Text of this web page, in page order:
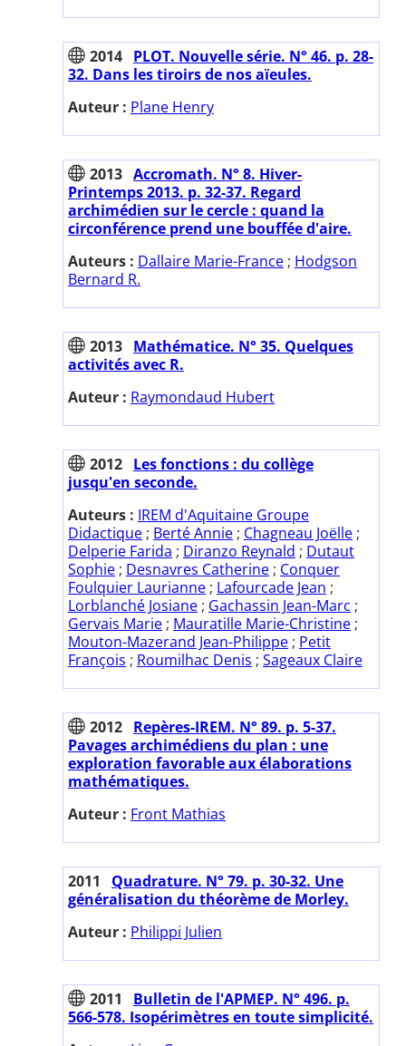
2014 PLOT. Nouvelle série. N° 46. p. 28-
32. Dans les tiroirs de nos aïeules.
Auteur : Plane Henry
2013 Accromath. N° 8. Hiver-
Printemps 2013. p. 32-37. Regard
archimédien sur le cercle : quand la
circonférence prend une bouffée d'aire.
Auteurs : Dallaire Marie-France ; Hodgson
Bernard R.
2013 Mathématice. N° 35. Quelques
activités avec R.
Auteur : Raymondaud Hubert
2012 Les fonctions : du collège
jusqu'en seconde.
Auteurs : IREM d'Aquitaine Groupe
Didactique ; Berté Annie ; Chagneau Joëlle ;
Delperie Farida ; Diranzo Reynald ; Dutaut
Sophie ; Desnavres Catherine ; Conquer
Foulquier Laurianne ; Lafourcade Jean ;
Lorblanché Josiane ; Gachassin Jean-Marc ;
Gervais Marie ; Mauratille Marie-Christine ;
Mouton-Mazerand Jean-Philippe ; Petit
François ; Roumilhac Denis ; Sageaux Claire
2012 Repères-IREM. N° 89. p. 5-37.
Pavages archimédiens du plan : une
exploration favorable aux élaborations
mathématiques.
Auteur : Front Mathias
2011
Quadrature. N° 79. p. 30-32. Une
généralisation du théorème de Morley.
Auteur : Philippi Julien
2011
Bulletin de l'APMEP. N° 496. p.
566-578. Isopérimètres en toute simplicité.